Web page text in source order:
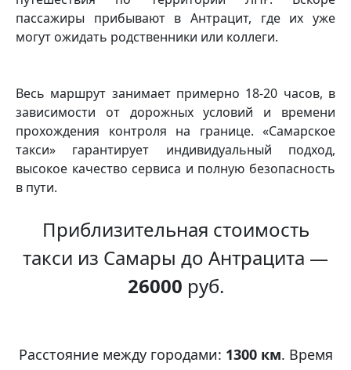
пассажиры прибывают в Антрацит, где их уже
могут ожидать родственники или коллеги.
Весь маршрут занимает примерно 18-20 часов, в
зависимости от дорожных условий и времени
прохождения контроля на границе. «Самарское
такси» гарантирует индивидуальный подход,
высокое качество сервиса и полную безопасность
в пути.
Приблизительная стоимость
такси из Самары до Антрацита —
26000 руб.
Расстояние между городами: 1300 км. Время